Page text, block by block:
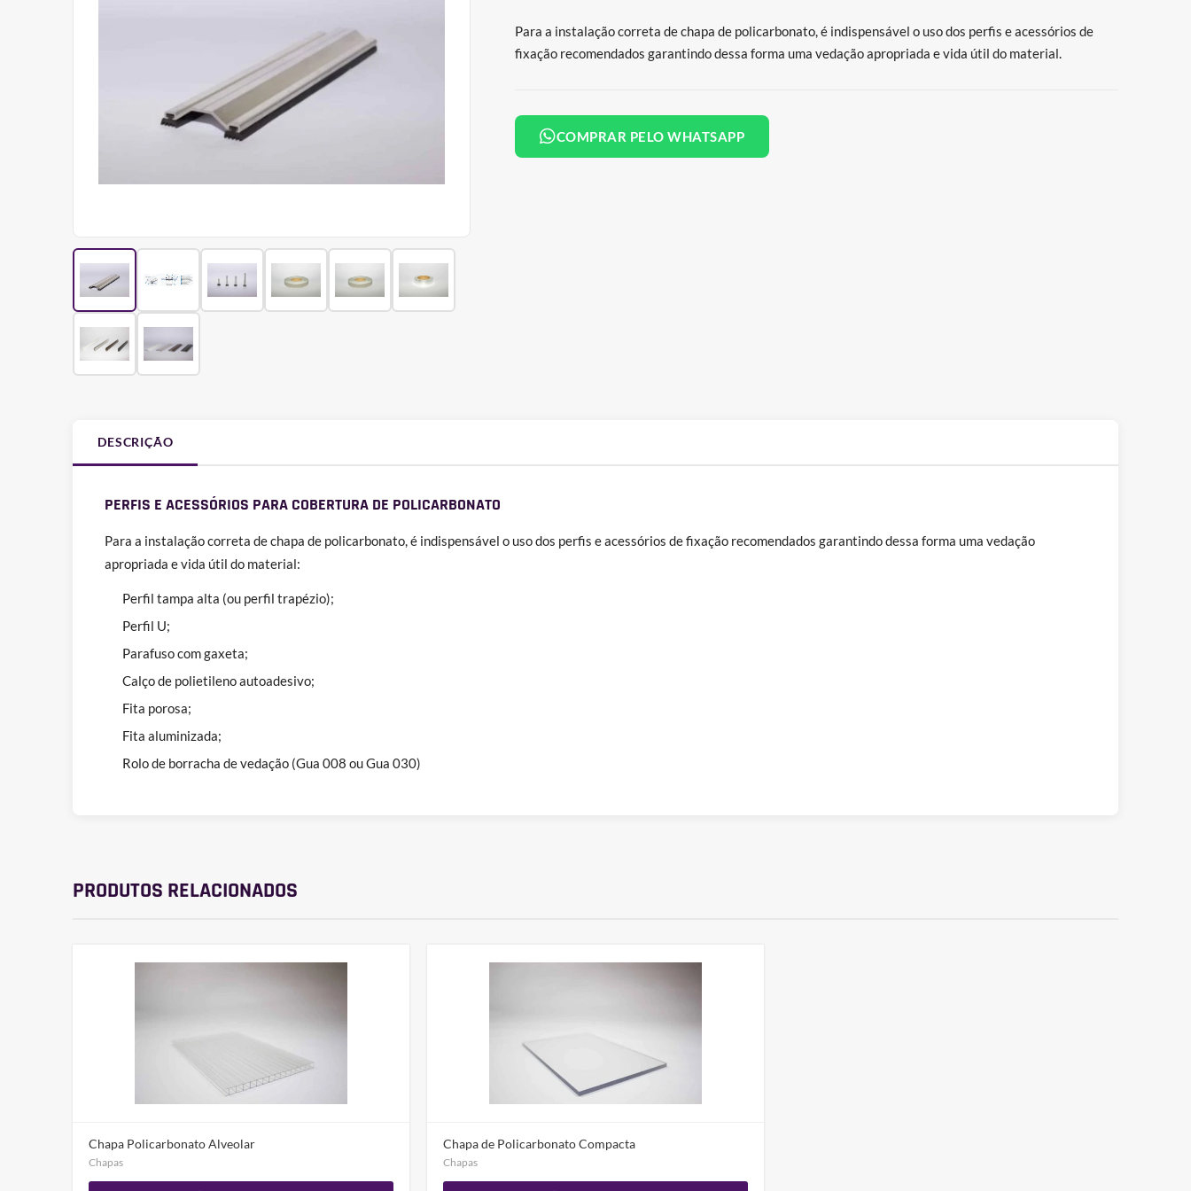
Para a instalação correta de chapa de policarbonato, é indispensável o uso dos perfis e acessórios de
fixação recomendados garantindo dessa forma uma vedação apropriada e vida útil do material.
COMPRAR PELO WHATSAPP
DESCRIÇÃO
PERFIS E ACESSÓRIOS PARA COBERTURA DE POLICARBONATO
Para a instalação correta de chapa de policarbonato, é indispensável o uso dos perfis e acessórios de fixação recomendados garantindo dessa forma uma vedação
apropriada e vida útil do material:
Perfil tampa alta (ou perfil trapézio);
Perfil U;
Parafuso com gaxeta;
Calço de polietileno autoadesivo;
Fita porosa;
Fita aluminizada;
Rolo de borracha de vedação (Gua 008 ou Gua 030)
PRODUTOS RELACIONADOS
Chapa Policarbonato Alveolar
Chapas
Chapa de Policarbonato Compacta
Chapas